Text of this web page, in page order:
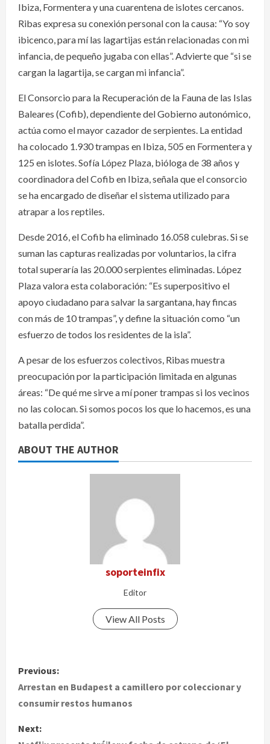
Ibiza, Formentera y una cuarentena de islotes cercanos.
Ribas expresa su conexión personal con la causa: “Yo soy
ibicenco, para mí las lagartijas están relacionadas con mi
infancia, de pequeño jugaba con ellas”. Advierte que “si se
cargan la lagartija, se cargan mi infancia”.
El Consorcio para la Recuperación de la Fauna de las Islas
Baleares (Cofib), dependiente del Gobierno autonómico,
actúa como el mayor cazador de serpientes. La entidad
ha colocado 1.930 trampas en Ibiza, 505 en Formentera y
125 en islotes. Sofía López Plaza, bióloga de 38 años y
coordinadora del Cofib en Ibiza, señala que el consorcio
se ha encargado de diseñar el sistema utilizado para
atrapar a los reptiles.
Desde 2016, el Cofib ha eliminado 16.058 culebras. Si se
suman las capturas realizadas por voluntarios, la cifra
total superaría las 20.000 serpientes eliminadas. López
Plaza valora esta colaboración: “Es superpositivo el
apoyo ciudadano para salvar la sargantana, hay fincas
con más de 10 trampas”, y define la situación como “un
esfuerzo de todos los residentes de la isla”.
A pesar de los esfuerzos colectivos, Ribas muestra
preocupación por la participación limitada en algunas
áreas: “De qué me sirve a mí poner trampas si los vecinos
no las colocan. Si somos pocos los que lo hacemos, es una
batalla perdida”.
ABOUT THE AUTHOR
soporteinfix
Editor
View All Posts
P
o
Previous:
Arrestan en Budapest a camillero por coleccionar y
consumir restos humanos
Next: